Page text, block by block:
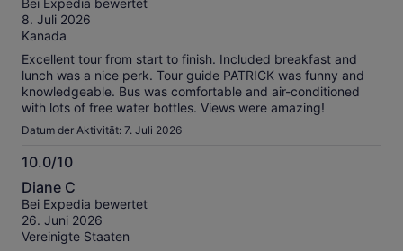
10
Bei Expedia bewertet
8. Juli 2026
Kanada
Excellent tour from start to finish. Included breakfast and
lunch was a nice perk. Tour guide PATRICK was funny and
knowledgeable. Bus was comfortable and air-conditioned
with lots of free water bottles. Views were amazing!
Datum der Aktivität: 7. Juli 2026
10.0/10
10.0
von
10
Diane C
Bei Expedia bewertet
26. Juni 2026
Vereinigte Staaten